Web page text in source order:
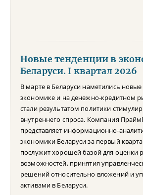
Новые тенденции в
Беларуси. I квартал 2026
В марте в Беларуси наметились
экономике и на денежно-кредитном
стали результатом политики
внутреннего спроса. Компания
представляет информационно-
экономики Беларуси за первый
послужит хорошей базой для оценки
возможностей, принятия
решений относительно вложений и
активами в Беларуси.